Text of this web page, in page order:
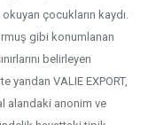
çocukların kaydı.
gibi konumlanan
belirleyen
yandan VALIE EXPORT,
alandaki anonim ve